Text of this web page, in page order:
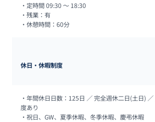
・定時間 09:30 〜 18:30
・残業：有
・休憩時間：60分
休日・休暇制度
・年間休⽇⽇数：125⽇ ∕ 完全週休⼆⽇(⼟⽇)
度あり
・祝⽇、GW、夏季休暇、冬季休暇、慶弔休暇